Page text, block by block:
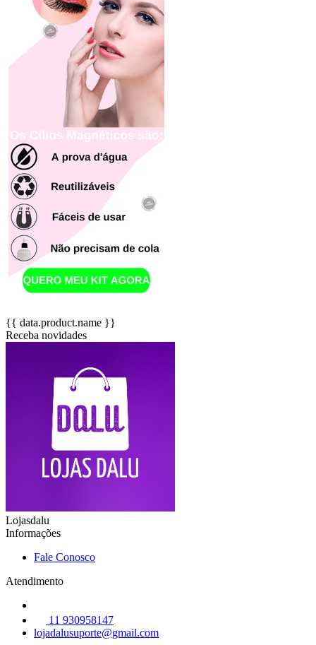
{{ data.product.name }}
Receba novidades
Lojasdalu
Informações
Fale Conosco
Atendimento
11 930958147
lojadalusuporte@gmail.com